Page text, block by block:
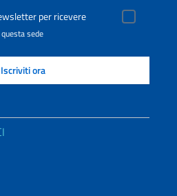
per ricevere
sede